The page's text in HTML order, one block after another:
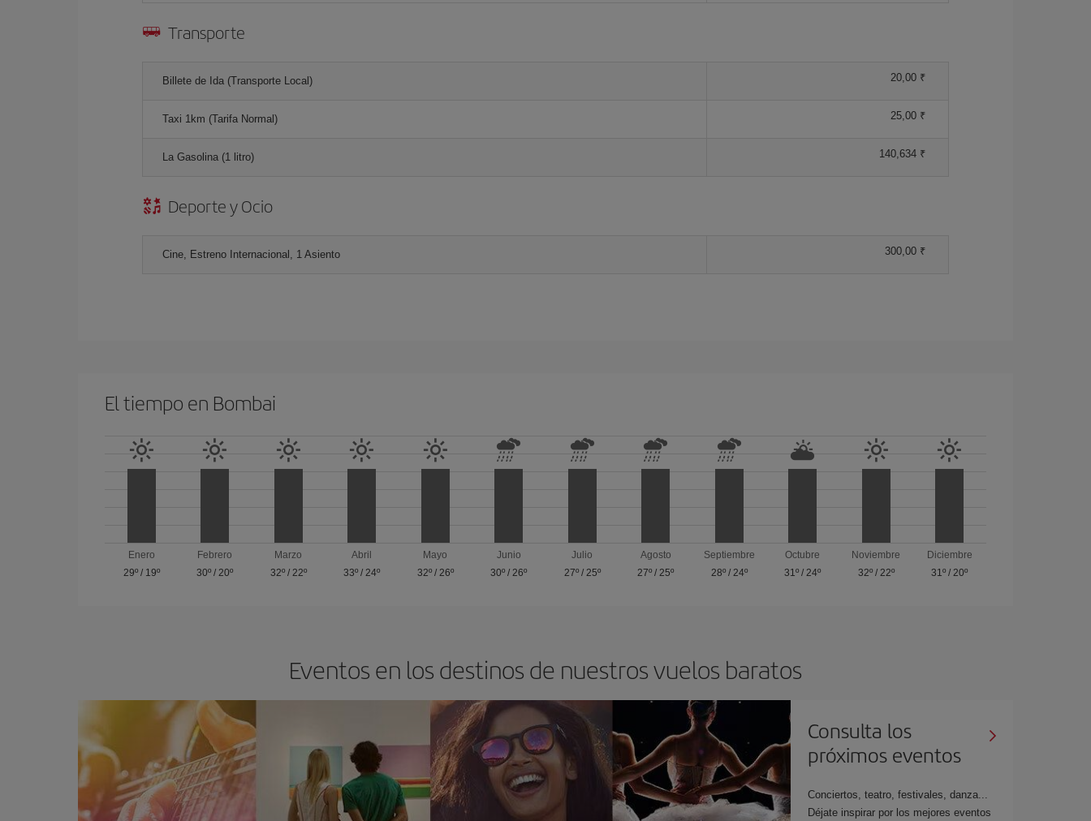
Transporte
Billete de Ida (Transporte Local) 20,00 ₹
Taxi 1km (Tarifa Normal) 25,00 ₹
La Gasolina (1 litro) 140,634 ₹
Deporte y Ocio
Cine, Estreno Internacional, 1 Asiento 300,00 ₹
El tiempo en Bombai
Enero
29º/ 19º
Febrero
30º / 20º
Marzo
32º/ 22º
Abril
33º / 24º
Mayo
32º/ 26º
Junio
30º / 26º
Julio
27º/ 25º
Agosto
27º / 25º
Septiembre
28º/ 24º
Octubre
31º / 24º
Noviembre
32º/ 22º
Diciembre
31º / 20º
Eventos en los destinos de nuestros vuelos baratos
Consulta los
próximos eventos
Conciertos, teatro, festivales, danza...
Déjate inspirar por los mejores eventos